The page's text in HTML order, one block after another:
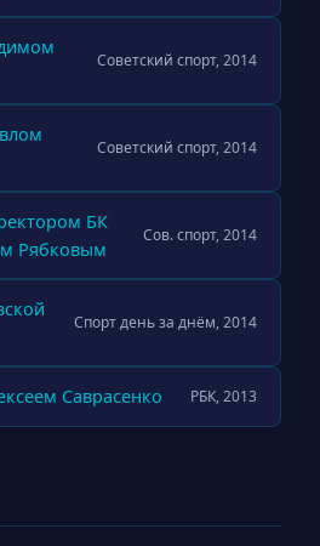
Советский спорт, 2014
Советский спорт, 2014
БК
Рябковым
Сов. спорт, 2014
Спорт день за днём, 2014
Саврасенко РБК, 2013